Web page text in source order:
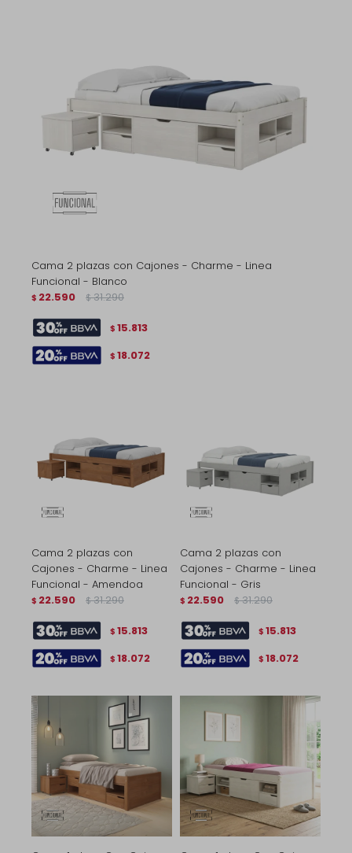
Cama 2 plazas con Cajones - Charme - Linea
Funcional - Blanco
$ 22.590 $ 31.290
$ 15.813
$ 18.072
Cama 2 plazas con
Cajones - Charme - Linea
Funcional - Amendoa
$ 22.590 $ 31.290
$ 15.813
$ 18.072
Cama 2 plazas con
Cajones - Charme - Linea
Funcional - Gris
$ 22.590 $ 31.290
$ 15.813
$ 18.072